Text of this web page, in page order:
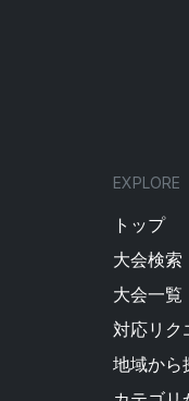
EXPLORE
トップ
大会検索
大会一覧
対応リク
地域から